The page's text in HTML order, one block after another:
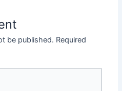
be published. Required